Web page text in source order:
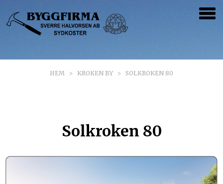
HEM > KROKEN BY> SOLKROKEN 80
Solkroken 80